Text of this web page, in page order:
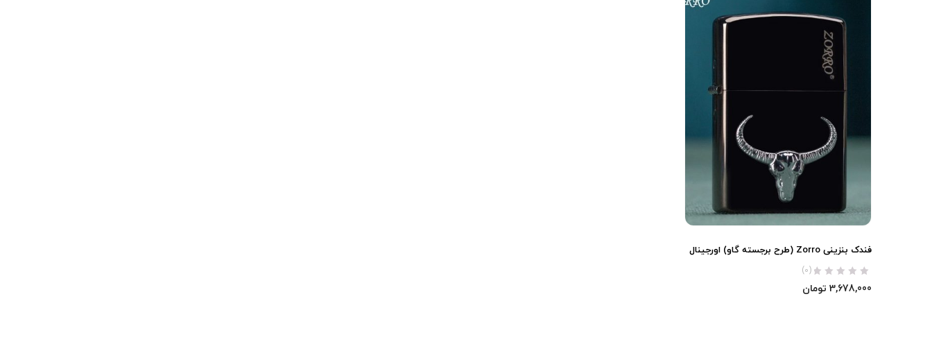
فندک بنزینی Zorro (طرح برجسته گاو) اورجینال
(0)
3,678,000 تومان